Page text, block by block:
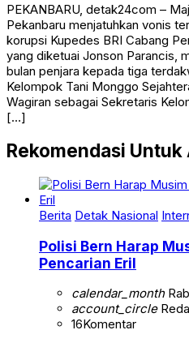
PEKANBARU, detak24com –
Pekanbaru menjatuhkan vonis
korupsi Kupedes BRI Cabang
yang diketuai Jonson Parancis,
bulan penjara kepada tiga
Kelompok Tani Monggo
Wagiran sebagai Sekretaris
[…]
Rekomendasi Untuk
Berita Detak Nasional
Polisi Bern Harap
Pencarian Eril
calendar_month
account_circle
16Komentar